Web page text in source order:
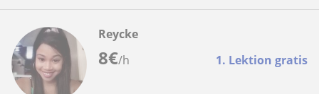
8€/h 1. Lektion gratis
Reycke